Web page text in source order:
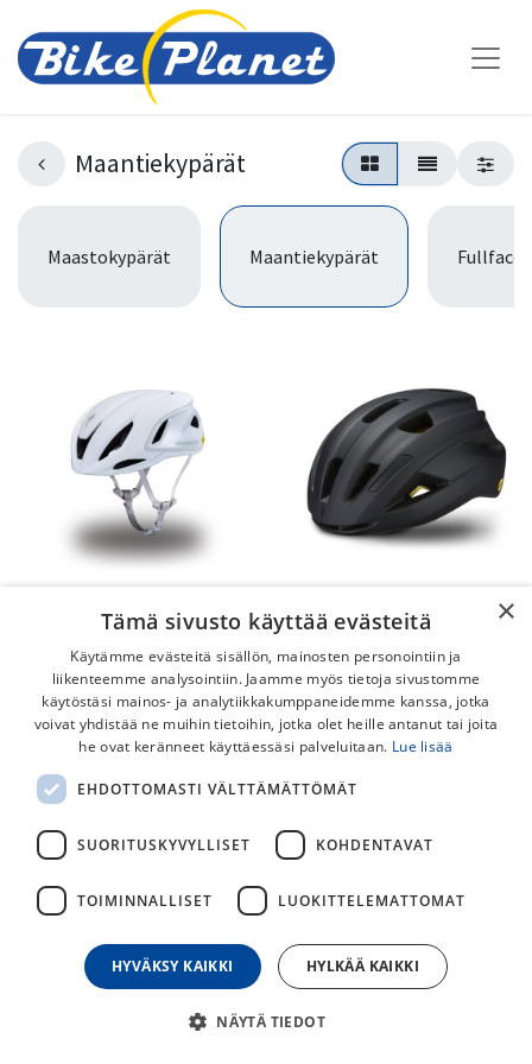
Maantiekypärät
Maastokypärät Maantiekypärät
Specialized Propero 4
205,00€
Specialized Align II MIPS
entistä tyylikkäämpi, istuvampi
ja sirompi. Turvallisuus on
ykkös prioriteetti. Specialized
Align MIPS II pyöräilykypärä on
vaadittavat standardit
täyttävät kypärä, jota ei ole
65,00
×
Tämä sivusto käyttää evästeitä
Käytämme evästeitä sisällön, mainosten personointiin ja
liikenteemme analysointiin. Jaamme myös tietoja sivustomme
käytöstäsi mainos- ja analytiikkakumppaneidemme kanssa, jotka
voivat yhdistää ne muihin tietoihin, jotka olet heille antanut tai joita
he ovat keränneet käyttäessäsi palveluitaan. Lue lisää
EHDOTTOMASTI VÄLTTÄMÄTTÖMÄT
SUORITUSKYVYLLISET KOHDENTAVAT
TOIMINNALLISET LUOKITTELEMATTOMAT
HYVÄKSY KAIKKI HYLKÄÄ KAIKKI
NÄYTÄ TIEDOT